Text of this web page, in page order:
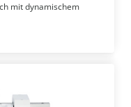
mit dynamischem